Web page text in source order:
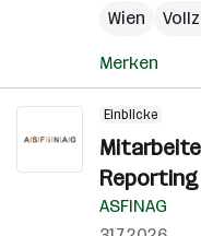
Wien
Merken
Einblicke
Reporting
ASFINAG